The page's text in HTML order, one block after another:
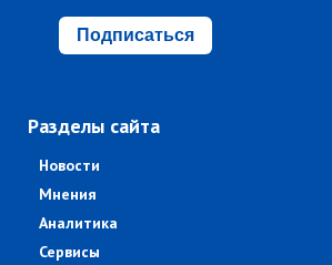
Подписаться
Разделы сайта
Новости
Мнения
Аналитика
Сервисы